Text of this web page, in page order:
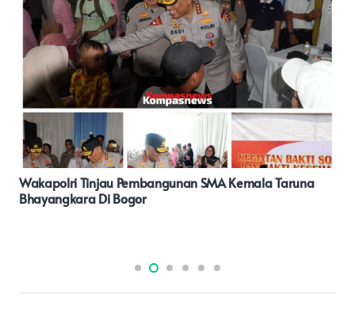
LANI KASIM: Idaman Rakyat Terhadap Pilpres Dan
Capres Yang Bermartabat